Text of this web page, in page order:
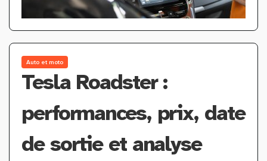
Auto et moto
Tesla Roadster :
performances, prix, date
de sortie et analyse